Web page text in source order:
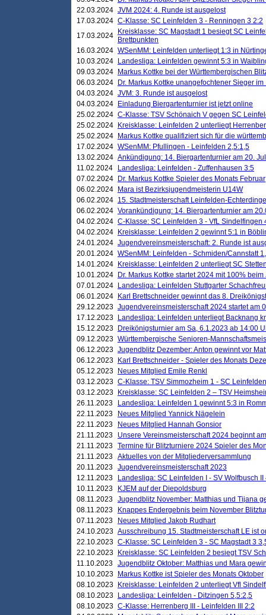
22.03.2024 JVM 2024: 4. Runde ist ausgelost
17.03.2024 C-Klasse: SC Leinfelden 3 - Renningen 3 2:2
17.03.2024
Kreisklasse: SC Magstadt 1 besiegt SC
Brettpunkten
16.03.2024 WSenMM: Leinfelden unterliegt 1:3 in
10.03.2024
Landesliga: Leinfelden gewinnt 5:3 in
09.03.2024
Markus Kottke bei der Württembergischen
06.03.2024
Dr. Markus Kottke unangefochtener Sieger
04.03.2024 JVM: 3. Runde ist ausgelost
04.03.2024
Einladung Biergartenturnier ist jetzt online
25.02.2024 C-Klasse: TSV Schönaich V gegen SC
25.02.2024
Kreisklasse: Leinfelden 2 unterliegt
25.02.2024
Markus Kottke qualifiziert sich für die
17.02.2024 WSenMM: Pfullingen - Leinfelden 2,5:1,5
13.02.2024 Ankündigung: 14. Biergartenturnier am 20.
11.02.2024
Landesliga: Leinfelden - Zuffenhausen 3:5
07.02.2024
Dr. Markus Kottke Spieler des Monats Februar
06.02.2024
Mara ist Bezirksjugendmeisterin U14W
06.02.2024 15. Stadtmeisterschaft Leinfelden-
06.02.2024 Vorankündigung: 14. Biergartenturnier am
04.02.2024 C-Klasse: SC Leinfelden 3 - VfL Sindelfingen
04.02.2024
Kreisklasse: Leinfelden 2 gewinnt 5:1 in
24.01.2024 Jugendvereinsmeisterschaft: 2. Runde ist
20.01.2024 WSenMM: Leinfelden - Schmiden/Cannstatt
14.01.2024
Kreisklasse: Leinfelden 2 unterliegt SC
10.01.2024
Dr. Markus Kottke startet 2024 mit 100%
07.01.2024
Landesliga: Leinfelden Stuttgarter
06.01.2024
Karl Brettschneider gewinnt das 8.
29.12.2023 Jugendvereinsmeisterschaft 2024 startet am
17.12.2023
Landesliga: Leinfelden unterliegt Backnang
15.12.2023
Dreikönigsturnier am Sa, 6.1.2023 ab 14:00
09.12.2023 Württembergische Senioren-
06.12.2023 Jugendblitz Dezember: Anton gewinnt vor
06.12.2023
Karl Brettschneider - Spieler des Monats
05.12.2023
Neues Mitglied Emile Renkl
03.12.2023 C-Klasse: TSV Simmozheim 1 - SC
03.12.2023
Kreisklasse: SC Leinfelden 2 – TSV
26.11.2023
Landesliga: Leinfelden 1 gewinnt 5:3 in
22.11.2023
Neues Mitglied Yannick Nägelein
22.11.2023
Neues Mitglied Hannah Gonsior
21.11.2023
Unsere Vereinsmeisterschaft 2024 beginnt
21.11.2023 Termine für Blitzturniere 2024 Spieler des
21.11.2023 Aktuelles von der Mitgliederversammlung
20.11.2023 Jugendvereinsmeisterschaft 2023
12.11.2023
Landesliga: SC Leinfelden I - SV Wolfbusch II
10.11.2023
KJEM auf der Diepoldsburg
08.11.2023 Jugendblitz November: Matthias und Tijana
08.11.2023
Knappes Endergebnis beim November
07.11.2023
Neues Mitglied Jakob Rudhart
24.10.2023 Ausschreibung 15. Stadtmeisterschaft LE ist
22.10.2023 C-Klasse: SC Leinfelden 3 - SC Magstadt 3
22.10.2023
Kreisklasse: SC Leinfelden 2 besiegt TSV
11.10.2023 Jugendblitz Oktober: Matthias und Mara
10.10.2023
Markus Kottke ist Spieler des Monats Oktober
08.10.2023
Kreisklasse: Leinfelden 2 unterliegt Vfl
08.10.2023
Landesliga: Leinfelden - Ditzingen 5,5:2,5
08.10.2023 C-Klasse: Herrenberg III - Leinfelden III 2:2